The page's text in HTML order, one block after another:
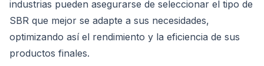
industrias pueden asegurarse de seleccionar el tipo de
SBR que mejor se adapte a sus necesidades,
optimizando así el rendimiento y la eficiencia de sus
productos finales.